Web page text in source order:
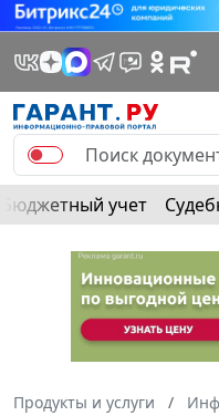
Бюджетный учет
Продукты и услуги